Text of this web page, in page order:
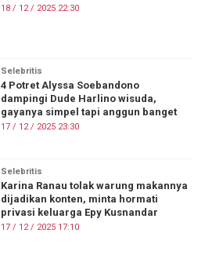
18 / 12 / 2025 22:30
Selebritis
4 Potret Alyssa Soebandono
dampingi Dude Harlino wisuda,
gayanya simpel tapi anggun banget
17 / 12 / 2025 23:30
Selebritis
Karina Ranau tolak warung makannya
dijadikan konten, minta hormati
privasi keluarga Epy Kusnandar
17 / 12 / 2025 17:10